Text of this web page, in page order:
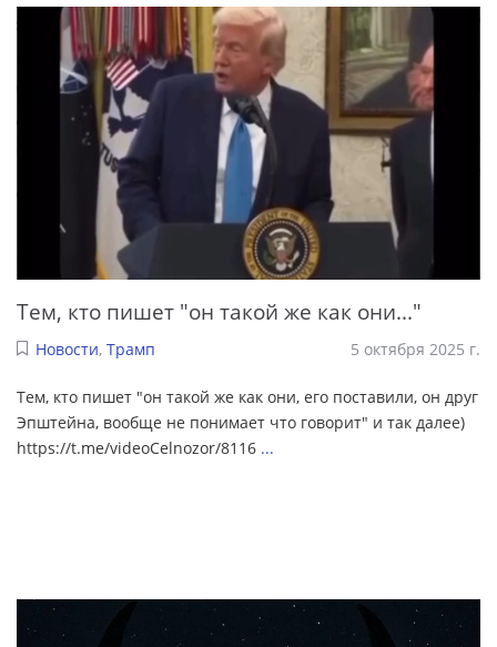
Тем, кто пишет "он такой же как они..."
Новости, Трамп 5 октября 2025 г.
Тем, кто пишет "он такой же как они, его поставили, он друг
Эпштейна, вообще не понимает что говорит" и так далее)
https://t.me/videoCelnozor/8116 ...